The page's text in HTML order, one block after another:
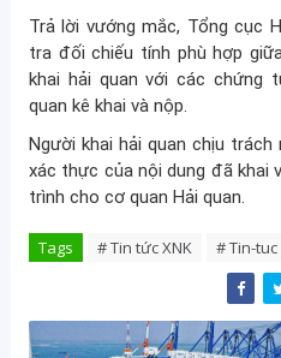
Trả lời vướng mắc, Tổng cục
tra đối chiếu tính phù hợp
khai hải quan với các chứng
quan kê khai và nộp.
Người khai hải quan chịu
xác thực của nội dung đã khai
trình cho cơ quan Hải quan.
Tags # Tin tức XNK # Tin-tuc